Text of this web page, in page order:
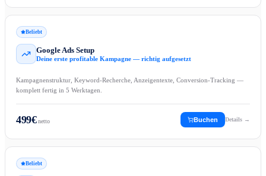
Beliebt
Google Ads Setup
Deine erste profitable Kampagne — richtig aufgesetzt
Kampagnenstruktur, Keyword-Recherche, Anzeigentexte, Conversion-Tracking —
komplett fertig in 5 Werktagen.
499€netto Buchen Details →
Beliebt